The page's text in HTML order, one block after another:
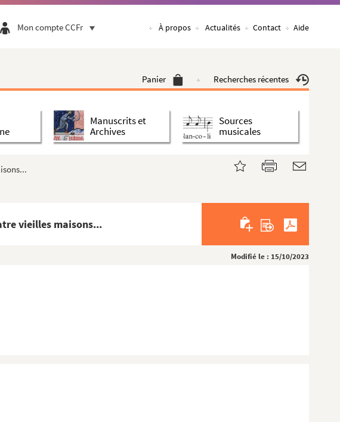
Mon compte CCFr À propos Actualités Contact Aide
Panier Recherches récentes
Manuscrits et
Archives
Sources
musicales
vieilles maisons...
Modifié le : 15/10/2023
...